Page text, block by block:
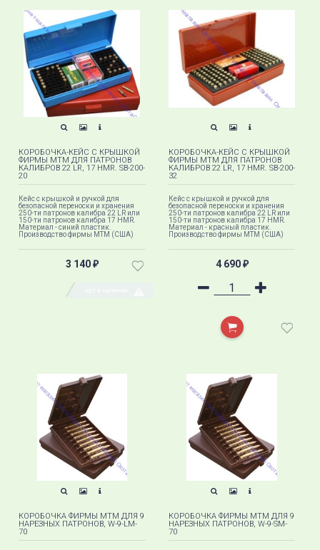
КОРОБОЧКА-КЕЙС С КРЫШКОЙ
ФИРМЫ MTM ДЛЯ ПАТРОНОВ
КАЛИБРОВ 22 LR, 17 HMR. SB-200-
20
Кейс с крышкой и ручкой для
безопасной переноски и хранения
250-ти патронов калибра 22 LR или
150-ти патронов калибра 17 HMR​.
Материал - синий пластик.
Производство фирмы МТМ (США)
3 140 ₽
КОРОБОЧКА-КЕЙС С КРЫШКОЙ
ФИРМЫ MTM ДЛЯ ПАТРОНОВ
КАЛИБРОВ 22 LR, 17 HMR. SB-200-
32
Кейс с крышкой и ручкой для
безопасной переноски и хранения
250-ти патронов калибра 22 LR или
150-ти патронов калибра 17 HMR​.
Материал - красный пластик.
Производство фирмы МТМ (США)
4 690 ₽
КОРОБОЧКА ФИРМЫ MTM ДЛЯ 9
НАРЕЗНЫХ ПАТРОНОВ, W-9-LM-
70
КОРОБОЧКА ФИРМЫ MTM ДЛЯ 9
НАРЕЗНЫХ ПАТРОНОВ, W-9-SM-
70